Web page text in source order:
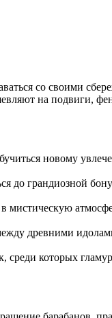
со своими
на подвиги,
новому
грандиозной
древними
которых